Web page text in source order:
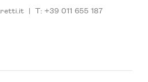
| T: +39 011 655 187